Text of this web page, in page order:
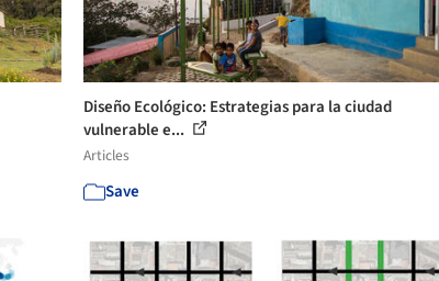
Diseño Ecológico: Estrategias para la ciudad
vulnerable e...
Articles
Save